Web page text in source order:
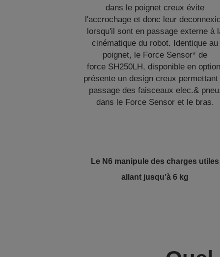
dans le poignet creux évite
l'accrochage et donc leur
lorsqu'il sont en passage externe à
cinématique du robot. Identique au
poignet, le Force Sensor* de
force SH250LH, disponible en
présente un design creux permettant
passage des faisceaux elec.&
dans le Force Sensor et le bras.
Le N6 manipule des charges utiles
allant jusqu’à 6 kg